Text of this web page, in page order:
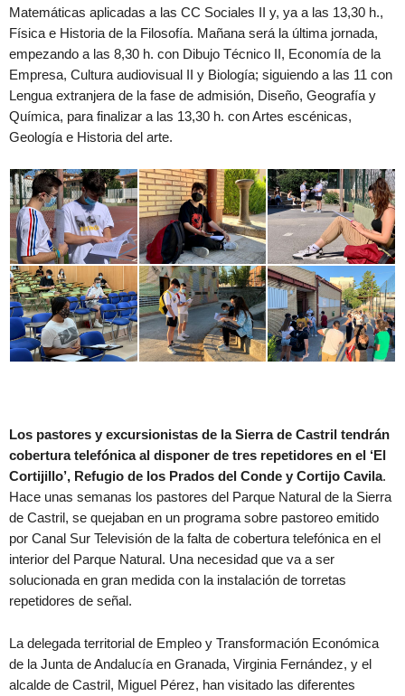
Matemáticas aplicadas a las CC Sociales II y, ya a las 13,30 h.,
Física e Historia de la Filosofía. Mañana será la última jornada,
empezando a las 8,30 h. con Dibujo Técnico II, Economía de la
Empresa, Cultura audiovisual II y Biología; siguiendo a las 11 con
Lengua extranjera de la fase de admisión, Diseño, Geografía y
Química, para finalizar a las 13,30 h. con Artes escénicas,
Geología e Historia del arte.
Los pastores y excursionistas de la Sierra de Castril tendrán
cobertura telefónica al disponer de tres repetidores en el ‘El
Cortijillo’, Refugio de los Prados del Conde y Cortijo Cavila.
Hace unas semanas los pastores del Parque Natural de la Sierra
de Castril, se quejaban en un programa sobre pastoreo emitido
por Canal Sur Televisión de la falta de cobertura telefónica en el
interior del Parque Natural. Una necesidad que va a ser
solucionada en gran medida con la instalación de torretas
repetidores de señal.
La delegada territorial de Empleo y Transformación Económica
de la Junta de Andalucía en Granada, Virginia Fernández, y el
alcalde de Castril, Miguel Pérez, han visitado las diferentes